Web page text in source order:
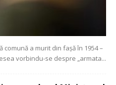
a murit din fașă în 1954 –
vorbindu-se despre „armata...